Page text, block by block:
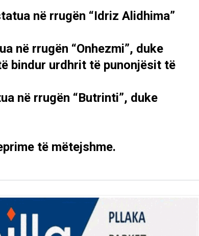
në rrugën “Idriz Alidhima”
në rrugën “Onhezmi”, duke
bindur urdhrit të punonjësit të
në rrugën “Butrinti”, duke
të mëtejshme.